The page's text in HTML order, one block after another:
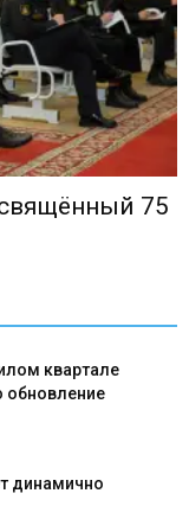
75
квартале
обновление
динамично